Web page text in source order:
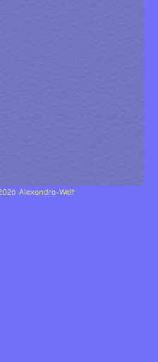
Alexandra-Welt